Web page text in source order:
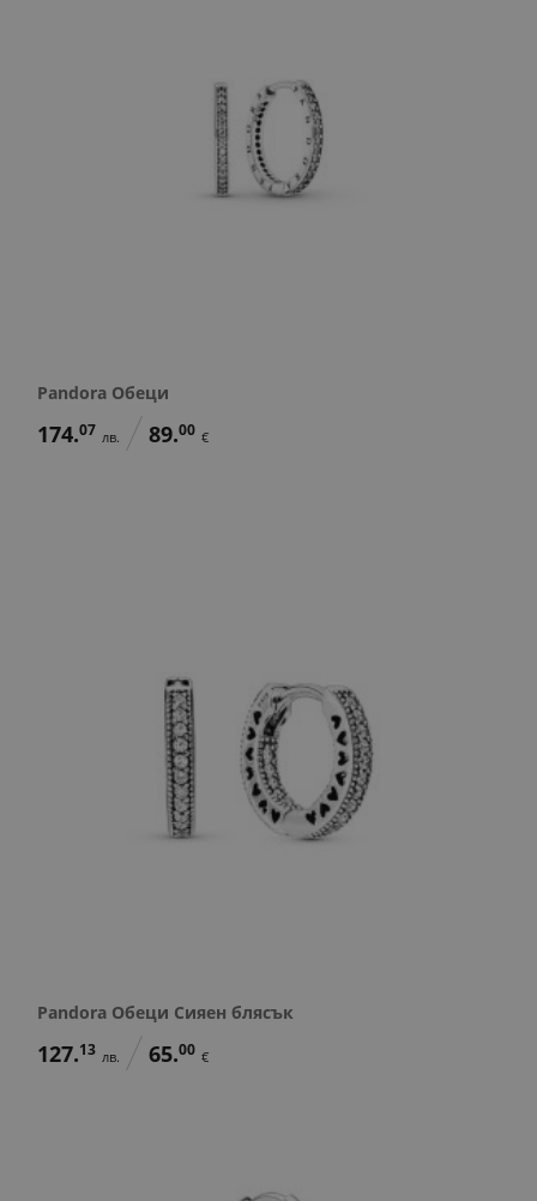
Pandora Обеци
174.07 лв. 89.00 €
Pandora Обеци Сияен блясък
127.13 лв. 65.00 €